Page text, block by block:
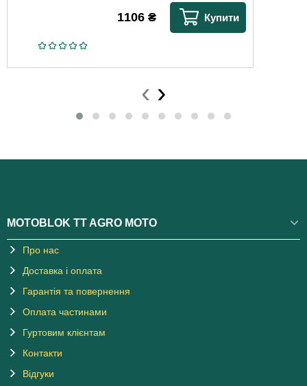
1106 ₴ Купити
‹ ›
MOTOBLOK TT AGRO MOTO
Про нас
Доставка і оплата
Гарантія та повернення
Оплата частинами
Гуртовим клієнтам
Контакти
Відгуки